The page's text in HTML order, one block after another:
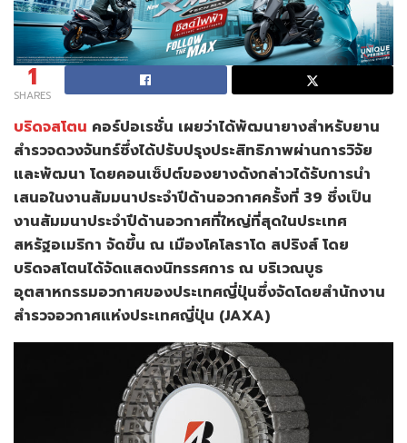
1
SHARES
บริดจสโตน คอร์ปอเรชั่น เผยว่าได้พัฒนายางสำหรับยาน
สำรวจดวงจันทร์ซึ่งได้ปรับปรุงประสิทธิภาพผ่านการวิจัย
และพัฒนา โดยคอนเซ็ปต์ของยางดังกล่าวได้รับการนำ
เสนอในงานสัมมนาประจำปีด้านอวกาศครั้งที่ 39 ซึ่งเป็น
งานสัมมนาประจำปีด้านอวกาศที่ใหญ่ที่สุดในประเทศ
สหรัฐอเมริกา จัดขึ้น ณ เมืองโคโลราโด สปริงส์ โดย
บริดจสโตนได้จัดแสดงนิทรรศการ ณ บริเวณบูธ
อุตสาหกรรมอวกาศของประเทศญี่ปุ่นซึ่งจัดโดยสำนักงาน
สำรวจอวกาศแห่งประเทศญี่ปุ่น (JAXA)